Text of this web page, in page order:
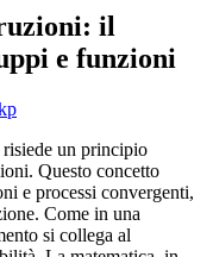
il
e funzioni
un principio
Questo concetto
e processi convergenti,
Come in una
si collega al